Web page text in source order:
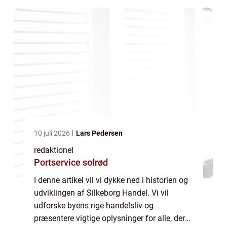
10 juli 2026 Lars Pedersen
redaktionel
Portservice solrød
I denne artikel vil vi dykke ned i historien og
udviklingen af Silkeborg Handel. Vi vil
udforske byens rige handelsliv og
præsentere vigtige oplysninger for alle, der